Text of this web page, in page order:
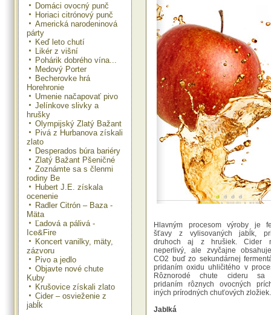
Domáci ovocný punč
Horiaci citrónový punč
Americká narodeninová
párty
Keď leto chutí
Likér z višní
Pohárik dobrého vína...
Medový Porter
Becherovke hrá
Horehronie
Umenie načapovať pivo
Jelínkove slivky a
hrušky
Olympijský Zlatý Bažant
Pivá z Hurbanova získali
zlato
Desperados búra bariéry
Zlatý Bažant Pšeničné
Zoznámte sa s členmi
rodiny Be
Hubert J.E. získala
ocenenie
Radler Citrón – Baza -
Mäta
Ľadová a pálivá -
Ice&Fire
Koncert vanilky, mäty,
zázvoru
Pivo a jedlo
Objavte nové chute
Kuby
Krušovice získali zlato
Cider – osvieženie z
jabĺk
Hlavným procesom výroby je
šťavy z vylisovaných jabĺk,
druhoch aj z hrušiek. Cider
neperlivý, ale zvyčajne
CO2 buď zo sekundárnej
pridaním oxidu uhličitého v
Rôznorodé chute cideru sa
pridaním rôznych ovocných
iných prírodných chuťových zložiek.
Jablká